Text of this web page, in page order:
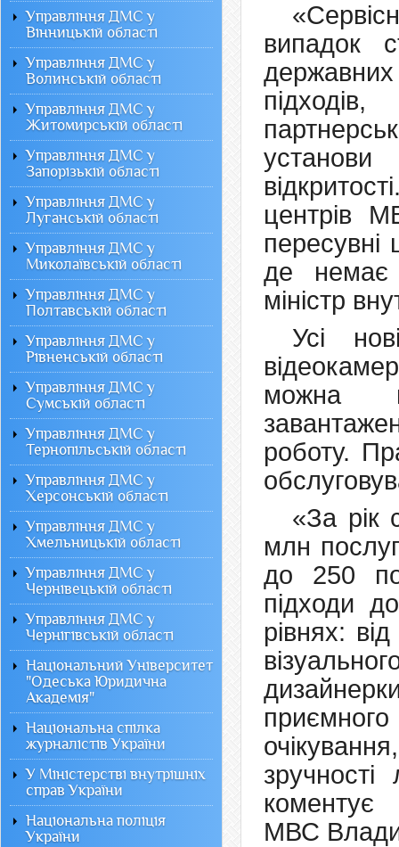
випадок
державних
центрів
де немає
міністр
Усі
можна
роботу.
«За рік
млн
до 250
підходи
рівнях:
коментує
МВС
Управління ДМС у
Вінницькій області
Управління ДМС у
Волинській області
Управління ДМС у
Житомирській області
Управління ДМС у
Запорізькій області
Управління ДМС у
Луганській області
Управління ДМС у
Миколаївській області
Управління ДМС у
Полтавській області
Управління ДМС у
Рівненській області
Управління ДМС у
Сумській області
Управління ДМС у
Тернопільській області
Управління ДМС у
Херсонській області
Управління ДМС у
Хмельницькій області
Управління ДМС у
Чернівецькій області
Управління ДМС у
Чернігівській області
Національний Університет
"Одеська Юридична
Академія"
Національна спілка
журналістів України
У Міністерстві внутрішніх
справ України
Національна поліція
України